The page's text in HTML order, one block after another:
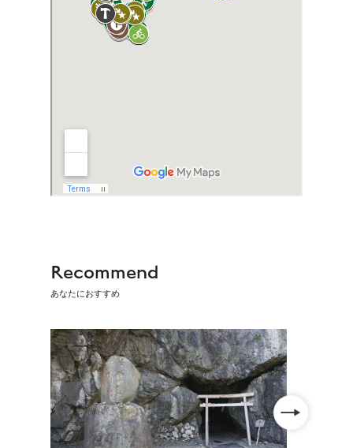
Recommend
あなたにおすすめ